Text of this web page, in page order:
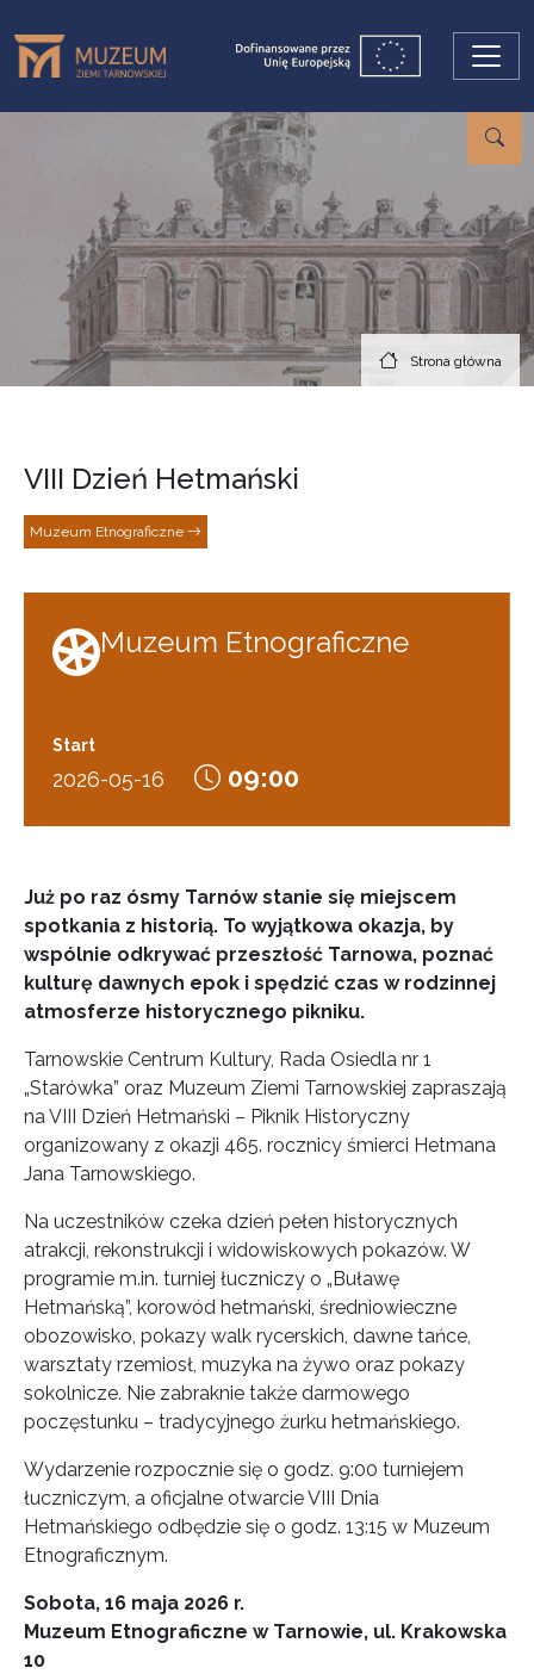
Strona główna
VIII Dzień Hetmański
Muzeum Etnograficzne
Muzeum Etnograficzne
Start
2026-05-16 09:00
Już po raz ósmy Tarnów stanie się miejscem
spotkania z historią. To wyjątkowa okazja, by
wspólnie odkrywać przeszłość Tarnowa, poznać
kulturę dawnych epok i spędzić czas w rodzinnej
atmosferze historycznego pikniku.
Tarnowskie Centrum Kultury, Rada Osiedla nr 1
„Starówka” oraz Muzeum Ziemi Tarnowskiej zapraszają
na VIII Dzień Hetmański – Piknik Historyczny
organizowany z okazji 465. rocznicy śmierci Hetmana
Jana Tarnowskiego.
Na uczestników czeka dzień pełen historycznych
atrakcji, rekonstrukcji i widowiskowych pokazów. W
programie m.in. turniej łuczniczy o „Buławę
Hetmańską”, korowód hetmański, średniowieczne
obozowisko, pokazy walk rycerskich, dawne tańce,
warsztaty rzemiosł, muzyka na żywo oraz pokazy
sokolnicze. Nie zabraknie także darmowego
poczęstunku – tradycyjnego żurku hetmańskiego.
Wydarzenie rozpocznie się o godz. 9:00 turniejem
łuczniczym, a oficjalne otwarcie VIII Dnia
Hetmańskiego odbędzie się o godz. 13:15 w Muzeum
Etnograficznym.
Sobota, 16 maja 2026 r.
Muzeum Etnograficzne w Tarnowie, ul. Krakowska
10